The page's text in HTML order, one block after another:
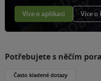
Více o aplikaci Více o
Potřebujete s něčím
Často kladené dotazy